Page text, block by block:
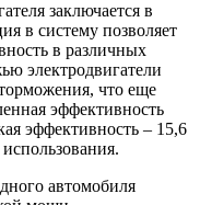
заключается в
в систему позволяет
в различных
электродвигатели
что еще
эффективность
эффективность – 15,6
автомобиля